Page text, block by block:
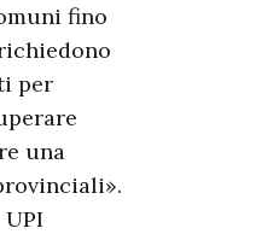
fino
per
una